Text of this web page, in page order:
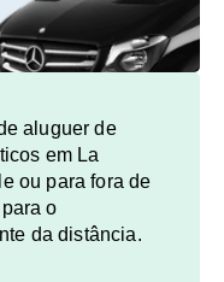
aluguer de
em La
ou para fora de
o
da distância.